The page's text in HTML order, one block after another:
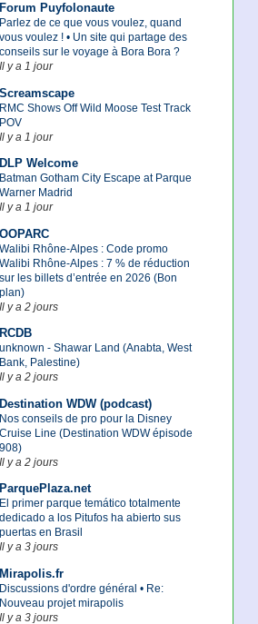
Forum Puyfolonaute
Parlez de ce que vous voulez, quand
vous voulez ! • Un site qui partage des
conseils sur le voyage à Bora Bora ?
Il y a 1 jour
Screamscape
RMC Shows Off Wild Moose Test Track
POV
Il y a 1 jour
DLP Welcome
Batman Gotham City Escape at Parque
Warner Madrid
Il y a 1 jour
OOPARC
Walibi Rhône-Alpes : Code promo
Walibi Rhône-Alpes : 7 % de réduction
sur les billets d’entrée en 2026 (Bon
plan)
Il y a 2 jours
RCDB
unknown - Shawar Land (Anabta, West
Bank, Palestine)
Il y a 2 jours
Destination WDW (podcast)
Nos conseils de pro pour la Disney
Cruise Line (Destination WDW épisode
908)
Il y a 2 jours
ParquePlaza.net
El primer parque temático totalmente
dedicado a los Pitufos ha abierto sus
puertas en Brasil
Il y a 3 jours
Mirapolis.fr
Discussions d'ordre général • Re:
Nouveau projet mirapolis
Il y a 3 jours